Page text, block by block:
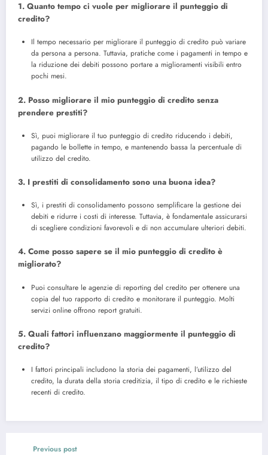
1. Quanto tempo ci vuole per migliorare il punteggio di
credito?
Il tempo necessario per migliorare il punteggio di credito può variare
da persona a persona. Tuttavia, pratiche come i pagamenti in tempo e
la riduzione dei debiti possono portare a miglioramenti visibili entro
pochi mesi.
2. Posso migliorare il mio punteggio di credito senza
prendere prestiti?
Sì, puoi migliorare il tuo punteggio di credito riducendo i debiti,
pagando le bollette in tempo, e mantenendo bassa la percentuale di
utilizzo del credito.
3. I prestiti di consolidamento sono una buona idea?
Sì, i prestiti di consolidamento possono semplificare la gestione dei
debiti e ridurre i costi di interesse. Tuttavia, è fondamentale assicurarsi
di scegliere condizioni favorevoli e di non accumulare ulteriori debiti.
4. Come posso sapere se il mio punteggio di credito è
migliorato?
Puoi consultare le agenzie di reporting del credito per ottenere una
copia del tuo rapporto di credito e monitorare il punteggio. Molti
servizi online offrono report gratuiti.
5. Quali fattori influenzano maggiormente il punteggio di
credito?
I fattori principali includono la storia dei pagamenti, l’utilizzo del
credito, la durata della storia creditizia, il tipo di credito e le richieste
recenti di credito.
Previous post